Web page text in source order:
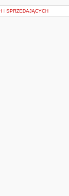
I SPRZEDAJĄCYCH